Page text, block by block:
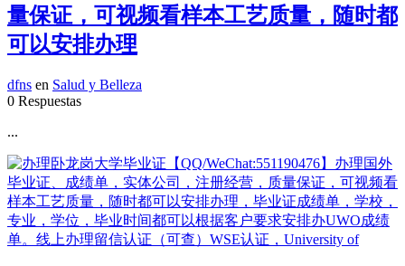
量保证，可视频看样本工艺质量，随时都
可以安排办理
dfns en Salud y Belleza
0 Respuestas
...